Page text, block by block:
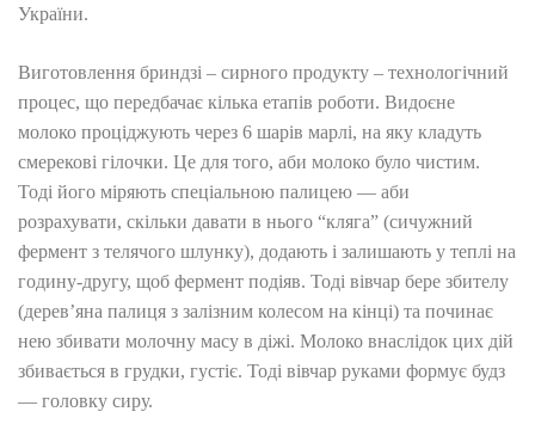
України.
Виготовлення бриндзі – сирного продукту – технологічний
процес, що передбачає кілька етапів роботи. Видоєне
молоко проціджують через 6 шарів марлі, на яку кладуть
смерекові гілочки. Це для того, аби молоко було чистим.
Тоді його міряють спеціальною палицею — аби
розрахувати, скільки давати в нього “кляга” (сичужний
фермент з телячого шлунку), додають і залишають у теплі на
годину-другу, щоб фермент подіяв. Тоді вівчар бере збителу
(дерев’яна палиця з залізним колесом на кінці) та починає
нею збивати молочну масу в діжі. Молоко внаслідок цих дій
збивається в грудки, густіє. Тоді вівчар руками формує будз
— головку сиру.